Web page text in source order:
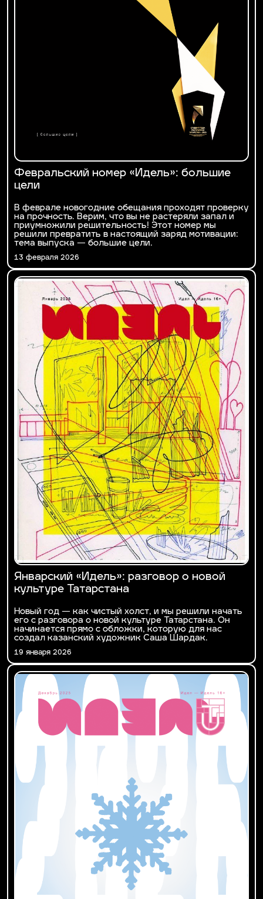
Февральский номер «Идель»: большие
цели
В феврале новогодние обещания проходят проверку
на прочность. Верим, что вы не растеряли запал и
приумножили решительность! Этот номер мы
решили превратить в настоящий заряд мотивации:
тема выпуска — большие цели.
13 февраля 2026
Январский «Идель»: разговор о новой
культуре Татарстана
Новый год — как чистый холст, и мы решили начать
его с разговора о новой культуре Татарстана. Он
начинается прямо с обложки, которую для нас
создал казанский художник Саша Шардак.
19 января 2026